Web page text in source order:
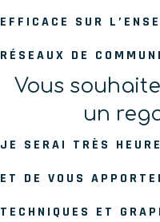
EFFICACE SUR
RÉSEAUX DE
Vous
un
JE SERAI TRÈS
ET DE VOUS
TECHNIQUES ET